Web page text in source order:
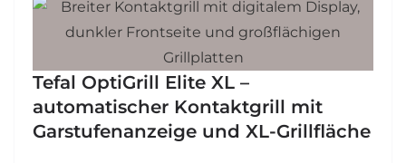
Tefal OptiGrill Elite XL –
automatischer Kontaktgrill mit
Garstufenanzeige und XL-Grillfläche